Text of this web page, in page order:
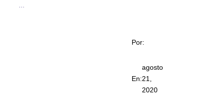
...
Por:
En:
agosto
21,
2020